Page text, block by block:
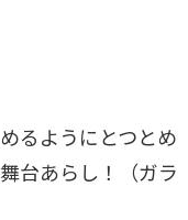
るようにとつとめ
台あらし！（ガラ